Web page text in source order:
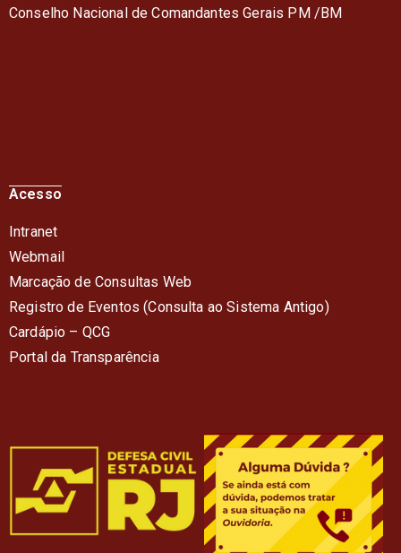
Conselho Nacional de Comandantes Gerais PM /BM
Acesso
Intranet
Webmail
Marcação de Consultas Web
Registro de Eventos (Consulta ao Sistema Antigo)
Cardápio – QCG
Portal da Transparência